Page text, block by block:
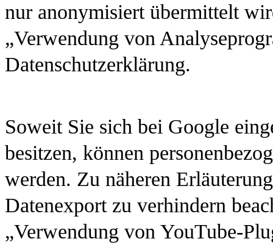
nur anonymisiert übermittelt
„Verwendung von
Datenschutzerklärung.
Soweit Sie sich bei Google
besitzen, können
werden. Zu näheren
Datenexport zu verhindern
„Verwendung von YouTube-